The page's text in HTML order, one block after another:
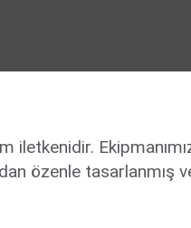
iletkenidir.
özenle tasarlanmış